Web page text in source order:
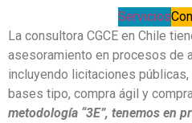
Servicios
La consultora CGCE en Chile
asesoramiento en procesos de
incluyendo licitaciones
bases tipo, compra ágil y
metodología “3E”, tenemos en